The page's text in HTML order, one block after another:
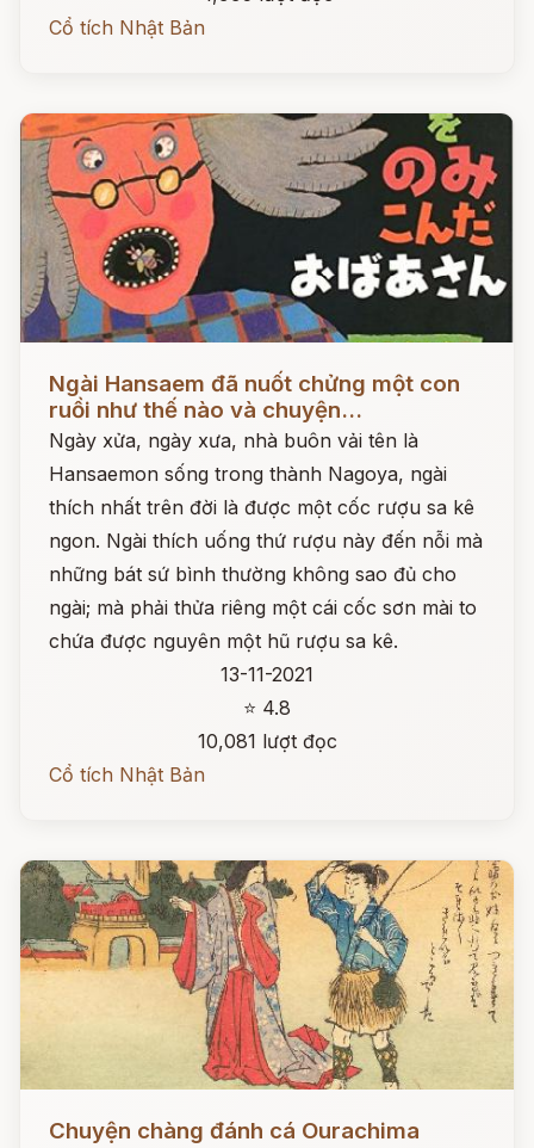
Cổ tích Nhật Bản
Ngài Hansaem đã nuốt chửng một con
ruồi như thế nào và chuyện...
Ngày xửa, ngày xưa, nhà buôn vải tên là
Hansaemon sống trong thành Nagoya, ngài
thích nhất trên đời là được một cốc rượu sa kê
ngon. Ngài thích uống thứ rượu này đến nỗi mà
những bát sứ bình thường không sao đủ cho
ngài; mà phải thửa riêng một cái cốc sơn mài to
chứa được nguyên một hũ rượu sa kê.
13-11-2021
⭐ 4.8
10,081 lượt đọc
Cổ tích Nhật Bản
Chuyện chàng đánh cá Ourachima